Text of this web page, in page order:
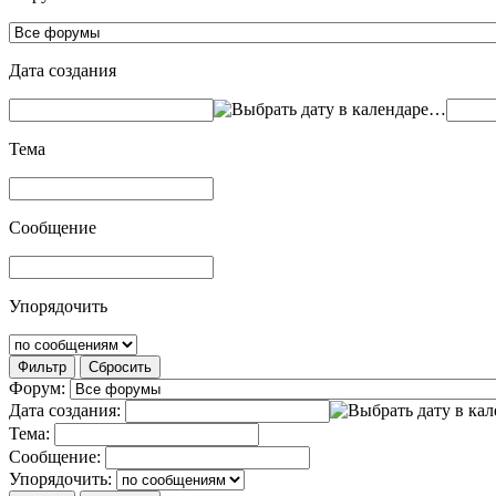
Дата создания
…
Тема
Сообщение
Упорядочить
Фильтр Сбросить
Форум:
Дата создания:
Тема:
Сообщение:
Упорядочить: